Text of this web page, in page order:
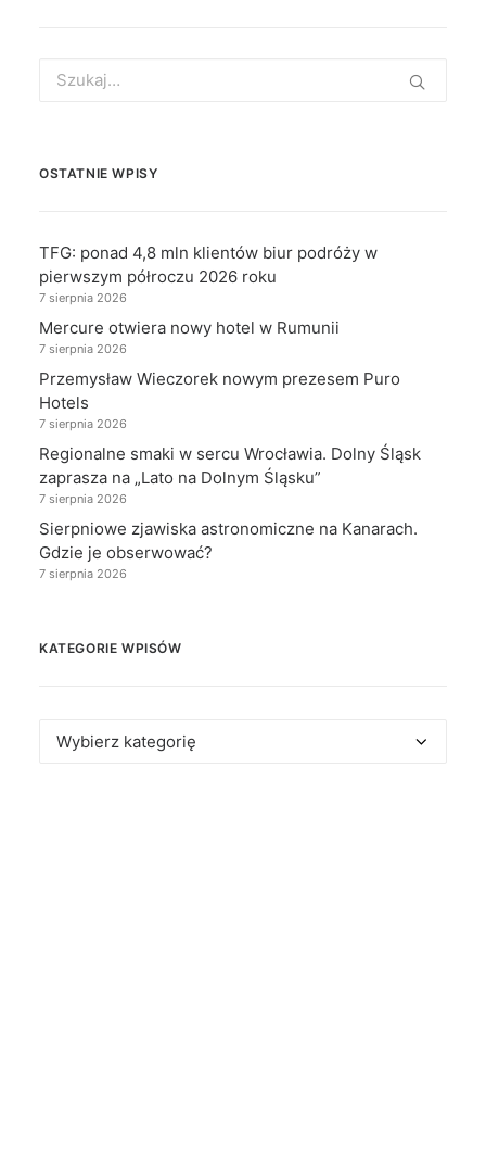
for:
OSTATNIE WPISY
TFG: ponad 4,8 mln klientów biur podróży w
pierwszym półroczu 2026 roku
7 sierpnia 2026
Mercure otwiera nowy hotel w Rumunii
7 sierpnia 2026
Przemysław Wieczorek nowym prezesem Puro
Hotels
7 sierpnia 2026
Regionalne smaki w sercu Wrocławia. Dolny Śląsk
zaprasza na „Lato na Dolnym Śląsku”
7 sierpnia 2026
Sierpniowe zjawiska astronomiczne na Kanarach.
Gdzie je obserwować?
7 sierpnia 2026
KATEGORIE WPISÓW
Kategorie